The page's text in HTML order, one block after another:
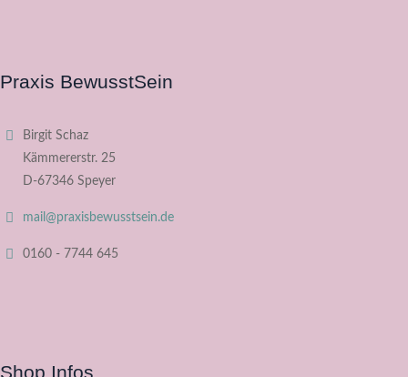
Praxis BewusstSein
Birgit Schaz
Kämmererstr. 25
D-67346 Speyer
mail@praxisbewusstsein.de
0160 - 7744 645
Shop Infos